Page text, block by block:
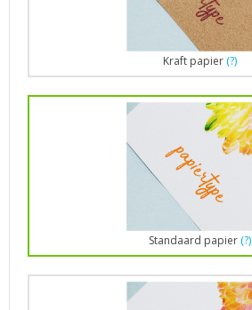
Kraft papier (?)
Standaard papier (?)